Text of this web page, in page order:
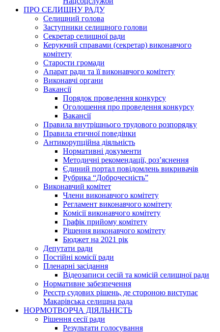
ПРО СЕЛИЩНУ РАДУ
Селищний голова
Заступники селищного голови
Секретар селищної ради
Керуючий справами (секретар) виконавчого
комітету
Старости громади
Апарат ради та її виконавчого комітету
Виконавчі органи
Вакансії
Порядок проведення конкурсу
Оголошення про проведення конкурсу
Вакансії
Правила внутрішнього трудового розпорядку
Правила етичної поведінки
Антикорупційна діяльність
Нормативні документи
Методичні рекомендації, роз’яснення
Єдиний портал повідомлень викривачів
Рубрика “Доброчесність”
Виконавчий комітет
Члени виконавчого комітету
Регламент виконавчого комітету
Комісії виконавчого комітету
Графік прийому комітету
Рішення виконавчого комітету
Бюджет на 2021 рік
Депутати ради
Постійні комісії ради
Пленарні засідання
Відеозаписи сесій та комісій селищної ради
Нормативне забезпечення
Реєстр судових рішень, де стороною виступає
Макарівська селищна рада
НОРМОТВОРЧА ДІЯЛЬНІСТЬ
Рішення сесії ради
Результати голосування